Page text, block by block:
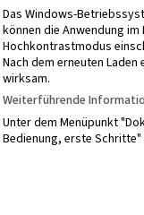
Das Windows-
können die Anwendung
Hochkontrastmodus
Nach dem erneuten
wirksam.
Weiterführende
Unter dem Menüpunkt
Bedienung, erste